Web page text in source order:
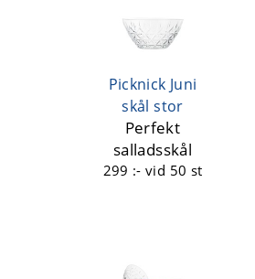
Picknick Juni
skål stor
Perfekt
salladsskål
299 :-vid 50 st